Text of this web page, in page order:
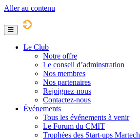
Aller au contenu
Menu
Le Club
Notre offre
Le conseil d’adminstration
Nos membres
Nos partenaires
Rejoignez-nous
Contactez-nous
Événements
Tous les événements à venir
Le Forum du CMIT
Trophées des Start-ups Martech